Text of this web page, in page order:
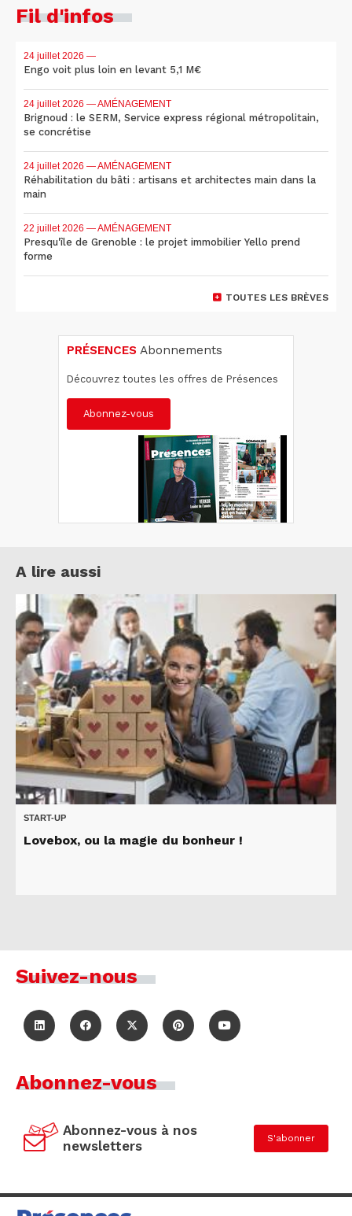
Fil d'infos
24 juillet 2026 —
Engo voit plus loin en levant 5,1 M€
24 juillet 2026 — AMÉNAGEMENT
Brignoud : le SERM, Service express régional métropolitain,
se concrétise
24 juillet 2026 — AMÉNAGEMENT
Réhabilitation du bâti : artisans et architectes main dans la
main
22 juillet 2026 — AMÉNAGEMENT
Presqu'île de Grenoble : le projet immobilier Yello prend
forme
TOUTES LES BRÈVES
PRÉSENCES Abonnements
Découvrez toutes les offres de Présences
Abonnez-vous
A lire aussi
START-UP
Lovebox, ou la magie du bonheur !
Suivez-nous
Abonnez-vous
Abonnez-vous à nos
newsletters
S'abonner